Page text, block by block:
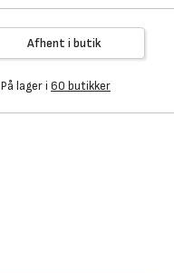
Afhent i butik
På lager i 60 butikker